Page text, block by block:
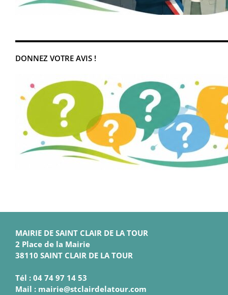
DONNEZ VOTRE AVIS !
MAIRIE DE SAINT CLAIR DE LA TOUR
2 Place de la Mairie
38110 SAINT CLAIR DE LA TOUR
Tél : 04 74 97 14 53
Mail : mairie@stclairdelatour.com